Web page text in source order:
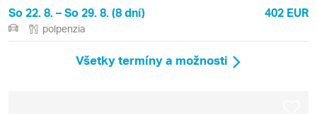
So 22. 8. – So 29. 8. (8 dní) 402 EUR
polpenzia
Všetky termíny a možnosti